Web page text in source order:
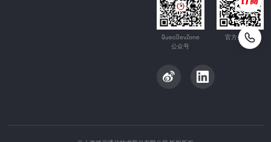
QuecDevZone
公众号
官方公众号